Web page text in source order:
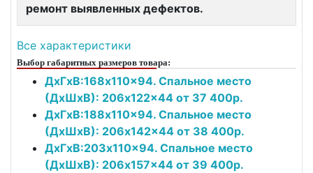
ремонт выявленных дефектов.
Все характеристики
Выбор габаритных размеров товара:
ДxГxВ:168x110x94. Спальное место
(ДxШxВ): 206x122x44 от 37 400р.
ДxГxВ:188x110x94. Спальное место
(ДxШxВ): 206x142x44 от 38 400р.
ДxГxВ:203x110x94. Спальное место
(ДxШxВ): 206x157x44 от 39 400р.